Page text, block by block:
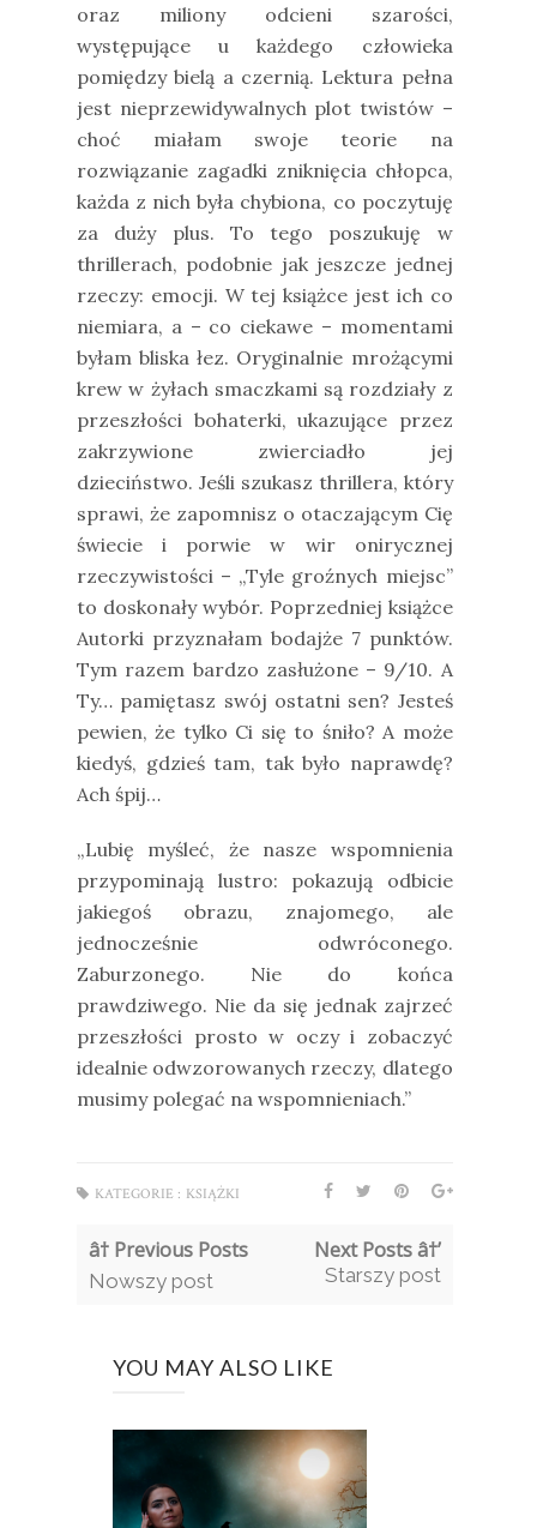
oraz miliony odcieni szarości,
występujące u każdego człowieka
pomiędzy bielą a czernią. Lektura pełna
jest nieprzewidywalnych plot twistów –
choć miałam swoje teorie na
rozwiązanie zagadki zniknięcia chłopca,
każda z nich była chybiona, co poczytuję
za duży plus. To tego poszukuję w
thrillerach, podobnie jak jeszcze jednej
rzeczy: emocji. W tej książce jest ich co
niemiara, a – co ciekawe – momentami
byłam bliska łez. Oryginalnie mrożącymi
krew w żyłach smaczkami są rozdziały z
przeszłości bohaterki, ukazujące przez
zakrzywione zwierciadło jej
dzieciństwo. Jeśli szukasz thrillera, który
sprawi, że zapomnisz o otaczającym Cię
świecie i porwie w wir onirycznej
rzeczywistości – „Tyle groźnych miejsc”
to doskonały wybór. Poprzedniej książce
Autorki przyznałam bodajże 7 punktów.
Tym razem bardzo zasłużone – 9/10. A
Ty… pamiętasz swój ostatni sen? Jesteś
pewien, że tylko Ci się to śniło? A może
kiedyś, gdzieś tam, tak było naprawdę?
Ach śpij…
„Lubię myśleć, że nasze wspomnienia
przypominają lustro: pokazują odbicie
jakiegoś obrazu, znajomego, ale
jednocześnie odwróconego.
Zaburzonego. Nie do końca
prawdziwego. Nie da się jednak zajrzeć
przeszłości prosto w oczy i zobaczyć
idealnie odwzorowanych rzeczy, dlatego
musimy polegać na wspomnieniach.”
KATEGORIE : KSIĄŻKI
â† Previous Posts
Nowszy post
Next Posts â†’
Starszy post
YOU MAY ALSO LIKE